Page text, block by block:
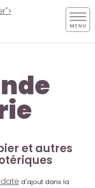
et autres
d'ajout dans la